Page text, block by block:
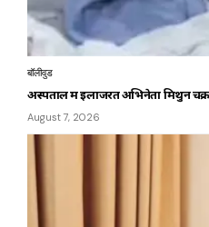
बॉलीवुड
अस्पताल में इलाजरत अभिनेता मिथुन
August 7, 2026